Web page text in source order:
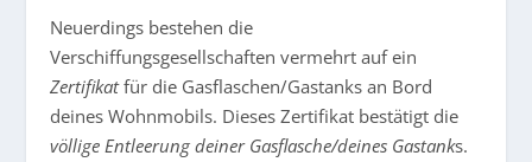
Neuerdings bestehen die
Verschiffungsgesellschaften vermehrt auf ein
Zertifikatfür die Gasflaschen/Gastanks an Bord
deines Wohnmobils. Dieses Zertifikat bestätigt die
völlige Entleerung deiner Gasflasche/deines Gastanks.